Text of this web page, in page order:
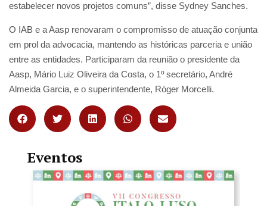
estabelecer novos projetos comuns”, disse Sydney Sanches.
O IAB e a Aasp renovaram o compromisso de atuação conjunta
em prol da advocacia, mantendo as históricas parceria e união
entre as entidades. Participaram da reunião o presidente da
Aasp, Mário Luiz Oliveira da Costa, o 1º secretário, André
Almeida Garcia, e o superintendente, Róger Morcelli.
Eventos